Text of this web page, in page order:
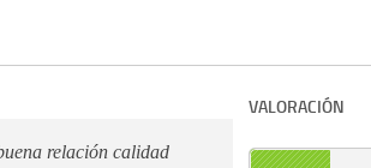
relación calidad
VALORACIÓN